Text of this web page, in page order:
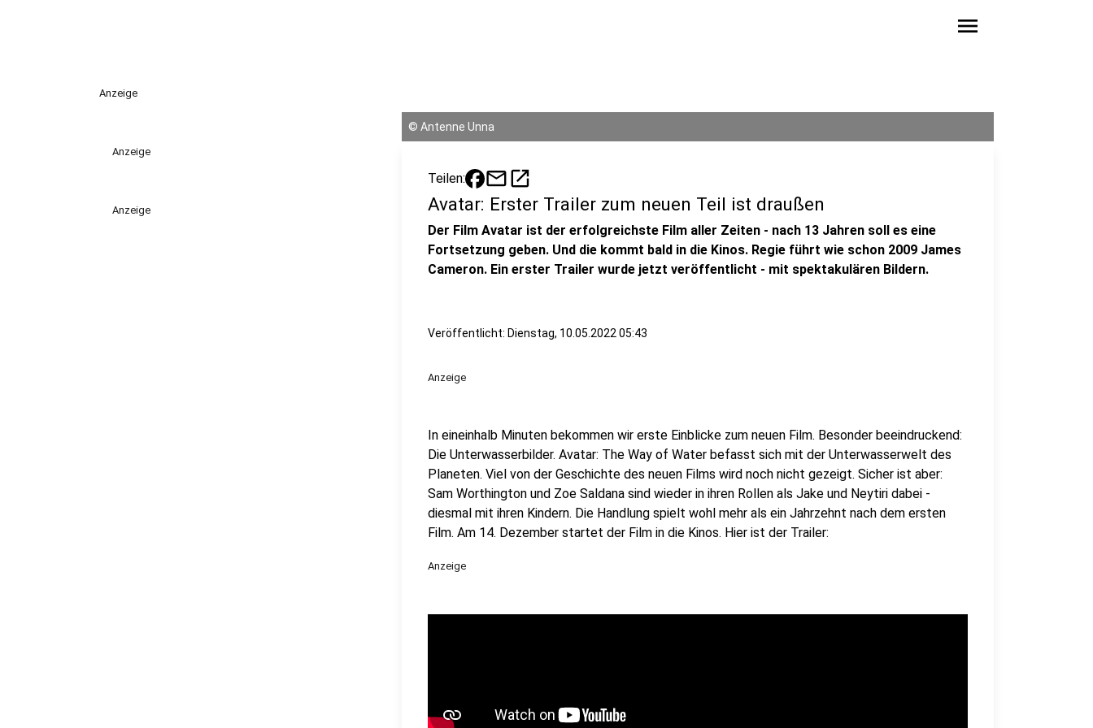
menu
Anzeige
Anzeige
Anzeige
© Antenne Unna
Teilen: mailopen_in_new
Avatar: Erster Trailer zum neuen Teil ist draußen
Der Film Avatar ist der erfolgreichste Film aller Zeiten - nach 13 Jahren soll es eine
Fortsetzung geben. Und die kommt bald in die Kinos. Regie führt wie schon 2009 James
Cameron. Ein erster Trailer wurde jetzt veröffentlicht - mit spektakulären Bildern.
Veröffentlicht: Dienstag, 10.05.2022 05:43
Anzeige
In eineinhalb Minuten bekommen wir erste Einblicke zum neuen Film. Besonder beeindruckend:
Die Unterwasserbilder. Avatar: The Way of Water befasst sich mit der Unterwasserwelt des
Planeten. Viel von der Geschichte des neuen Films wird noch nicht gezeigt. Sicher ist aber:
Sam Worthington und Zoe Saldana sind wieder in ihren Rollen als Jake und Neytiri dabei -
diesmal mit ihren Kindern. Die Handlung spielt wohl mehr als ein Jahrzehnt nach dem ersten
Film. Am 14. Dezember startet der Film in die Kinos. Hier ist der Trailer:
Anzeige